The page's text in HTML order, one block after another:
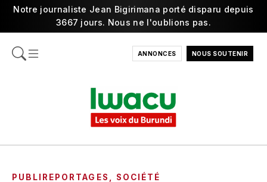
Notre journaliste Jean Bigirimana porté disparu depuis
3667 jours. Nous ne l'oublions pas.
ANNONCES NOUS SOUTENIR
PUBLIREPORTAGES SOCIÉTÉ